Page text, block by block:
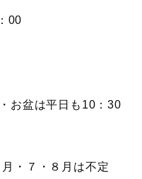
00
お盆は平日も10：30
・７・８月は不定